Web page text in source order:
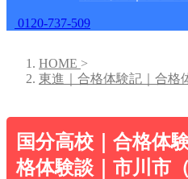
0120-737-509
HOME >
東進｜合格体験記｜合格
国分高校｜合格体
格体験談｜市川市